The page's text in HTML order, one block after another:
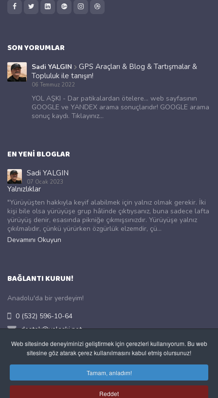
SON YORUMLAR
Sadi YALGIN
GPS Araçları & Blog & Tartışmalar &
Topluluk ile tanışın!
06 Temmuz 2022
YOL AŞKI - Dar patikalardan ötelere... web sayfasının
GOOGLE ve YANDEX arama sonuçlarıdır! GOOGLE arama
sonuç kaydı. Tıklayınız...
EN YENI BLOGLAR
Sadi YALGIN
07 Ocak 2023
Yalnızlıklar
"Yürüyüşten hakkıyla keyif alabilmek için yalnız olmak gerekir. İki
kişi bile olsa yürüyüşe grup hâlinde çıktıysanız, buna sadece lafta
yürüyüş denir, esasında pikniğe çıkmışsınızdır. Yürüyüşe yalnız
çıkılmalıdır, çünkü yürürken özgürlük elzemdir, çü...
Devamını Okuyun
BAĞLANTI KURUN!
Anadolu'da bir yerdeyim!
0 (532) 596-10-64
destek@yolaski.net
https://www.yolak.tr/
Merkez, Uşak, TÜRKİYE
Size geri dönüş için lütfen GEÇERLİ bir e-posta adresi
kullanın.
Web sitesinde deneyiminizi geliştirmek için çerezleri kullanıyorum. Bu web
sitesine göz atarak çerez kullanılmasını kabul etmiş olursunuz!
Tamam, anladım!
Reddet